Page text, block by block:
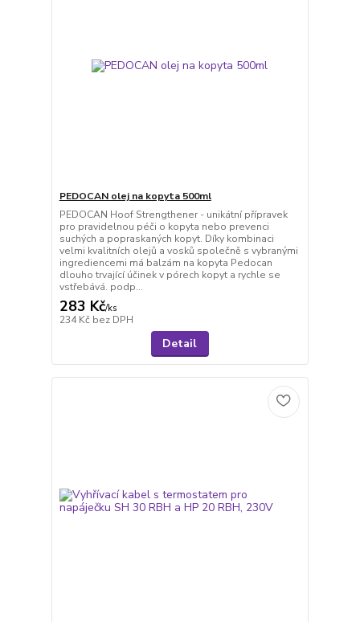
PEDOCAN olej na kopyta 500ml
PEDOCAN Hoof Strengthener - unikátní přípravek
pro pravidelnou péči o kopyta nebo prevenci
suchých a popraskaných kopyt. Díky kombinaci
velmi kvalitních olejů a vosků společně s vybranými
ingrediencemi má balzám na kopyta Pedocan
dlouho trvající účinek v pórech kopyt a rychle se
vstřebává. podp...
283 Kč/ks
234 Kč bez DPH
Detail